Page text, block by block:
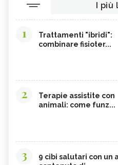
I
1
Trattamenti "ibridi":
combinare fisioter...
2
Terapie assistite con
animali: come funz...
3
9 cibi salutari con un